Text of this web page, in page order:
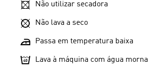
Não utilizar secadora
Não lava a seco
Passa em temperatura baixa
Lava à máquina com água morna